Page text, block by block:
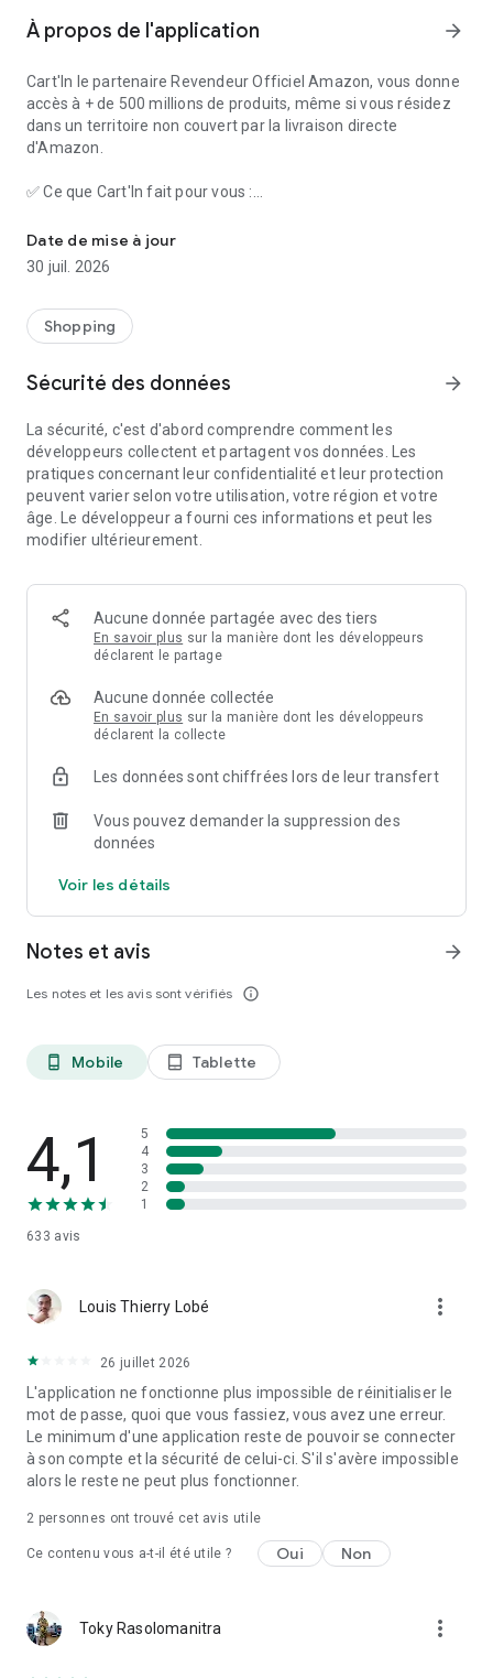
À propos de l'application arrow_forward
Cart'In le partenaire Revendeur Officiel Amazon, vous donne
accès à + de 500 millions de produits, même si vous résidez
dans un territoire non couvert par la livraison directe
d'Amazon.
✅ Ce que Cart'In fait pour vous :
• Nous gérons les formalités douanières et d'importation
• Suivi de commande en temps réel
Date de mise à jour
30 juil. 2026
Shopping
Sécurité des données arrow_forward
La sécurité, c'est d'abord comprendre comment les
développeurs collectent et partagent vos données. Les
pratiques concernant leur confidentialité et leur protection
peuvent varier selon votre utilisation, votre région et votre
âge. Le développeur a fourni ces informations et peut les
modifier ultérieurement.
Aucune donnée partagée avec des tiers
En savoir plus sur la manière dont les développeurs
déclarent le partage
Aucune donnée collectée
En savoir plus sur la manière dont les développeurs
déclarent la collecte
Les données sont chiffrées lors de leur transfert
Vous pouvez demander la suppression des
données
Voir les détails
Notes et avis
Les notes et les avis sont vérifiés info_outline
arrow_forward
phone_android Mobile tablet_android Tablette
4,1
633 avis
5
4
3
2
1
Louis Thierry Lobé more_vert
26 juillet 2026
L'application ne fonctionne plus impossible de réinitialiser le
mot de passe, quoi que vous fassiez, vous avez une erreur.
Le minimum d'une application reste de pouvoir se connecter
à son compte et la sécurité de celui-ci. S'il s'avère impossible
alors le reste ne peut plus fonctionner.
2 personnes ont trouvé cet avis utile
Ce contenu vous a-t-il été utile ? Oui Non
Toky Rasolomanitra more_vert